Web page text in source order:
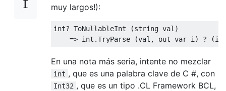
muy largos!):
int? ToNullableInt (string val )
=> int .TryParse (val , out var i ) ? (
En una nota más seria, intente no mezclar
int , que es una palabra clave de C #, con
Int32 , que es un tipo .CL Framework BCL,